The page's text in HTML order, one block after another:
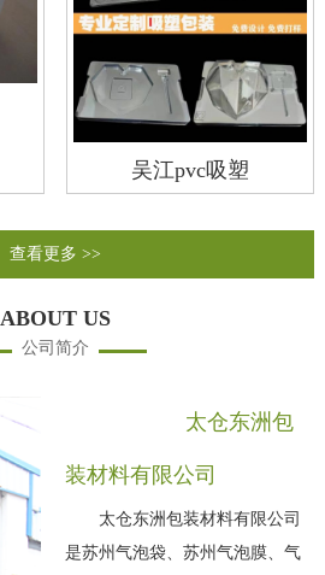
吴江pvc吸塑
查看更多 >>
ABOUT US
公司简介
太仓东洲包
装材料有限公司
太仓东洲包装材料有限公司
是苏州气泡袋、苏州气泡膜、气